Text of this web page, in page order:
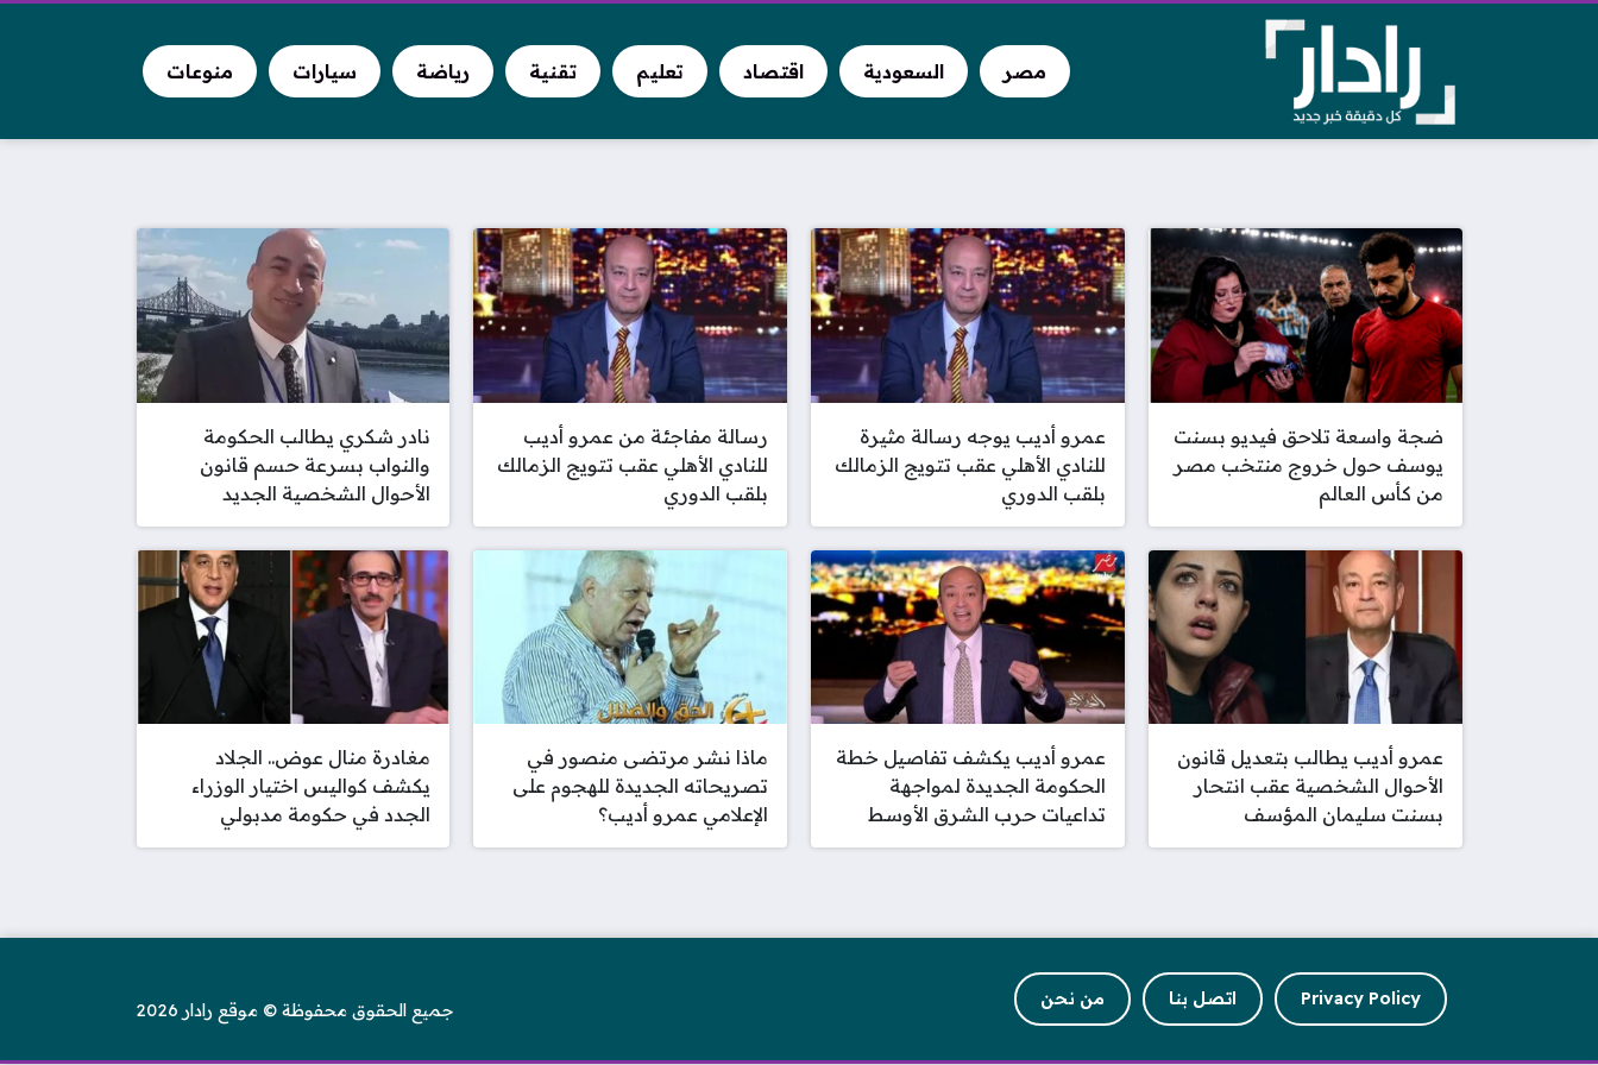
مصر السعودية اقتصاد تعليم تقنية رياضة سيارات منوعات
ضجة واسعة تلاحق فيديو بسنت
يوسف حول خروج منتخب مصر
من كأس العالم
عمرو أديب يوجه رسالة مثيرة
للنادي الأهلي عقب تتويج الزمالك
بلقب الدوري
رسالة مفاجئة من عمرو أديب
للنادي الأهلي عقب تتويج الزمالك
بلقب الدوري
نادر شكري يطالب الحكومة
والنواب بسرعة حسم قانون
الأحوال الشخصية الجديد
عمرو أديب يطالب بتعديل قانون
الأحوال الشخصية عقب انتحار
بسنت سليمان المؤسف
عمرو أديب يكشف تفاصيل خطة
الحكومة الجديدة لمواجهة
تداعيات حرب الشرق الأوسط
ماذا نشر مرتضى منصور في
تصريحاته الجديدة للهجوم على
الإعلامي عمرو أديب؟
مغادرة منال عوض.. الجلاد
يكشف كواليس اختيار الوزراء
الجدد في حكومة مدبولي
Privacy Policy اتصل بنا من نحن
جميع الحقوق محفوظة © موقع رادار 2026